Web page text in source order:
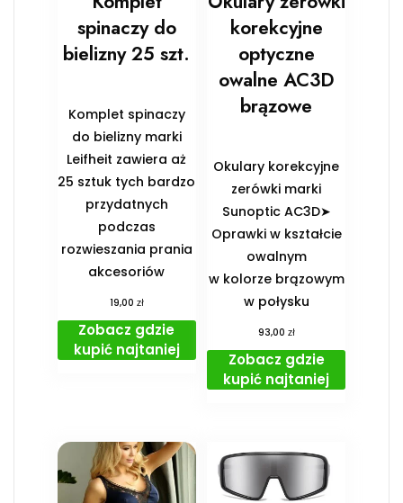
spinaczy do
bielizny 25 szt.
Komplet spinaczy
do bielizny marki
Leifheit zawiera aż
25 sztuk tych bardzo
przydatnych
podczas
rozwieszania prania
akcesoriów
19,00 zł
Zobacz gdzie
kupić najtaniej
korekcyjne
optyczne
owalne AC3D
brązowe
Okulary korekcyjne
zerówki marki
Sunoptic AC3D➤
Oprawki w kształcie
owalnym
w kolorze brązowym
w połysku
93,00 zł
Zobacz gdzie
kupić najtaniej